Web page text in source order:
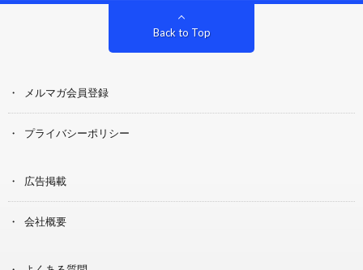
Back to Top
メルマガ会員登録
プライバシーポリシー
広告掲載
会社概要